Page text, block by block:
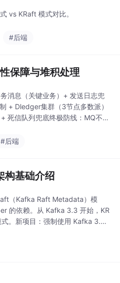
vs KRaft 模式对比。
#后端
保障与堆积处理
消息（关键业务）+ 发送日志兜
+ Dledger集群（3节点多数派）
死信队列兜底终极防线：MQ不可
#后端
构基础介绍
（Kafka Raft Metadata）模
的依赖。从 Kafka 3.3 开始，KR
。新项目：强制使用 Kafka 3.5+